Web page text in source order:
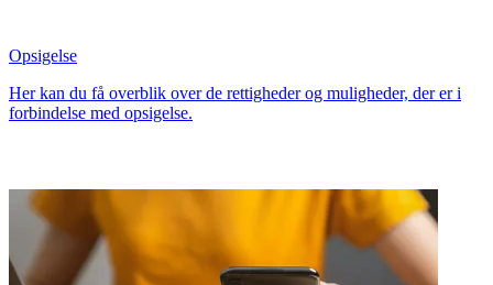
Opsigelse
Her kan du få overblik over de rettigheder og muligheder, der er i
forbindelse med opsigelse.